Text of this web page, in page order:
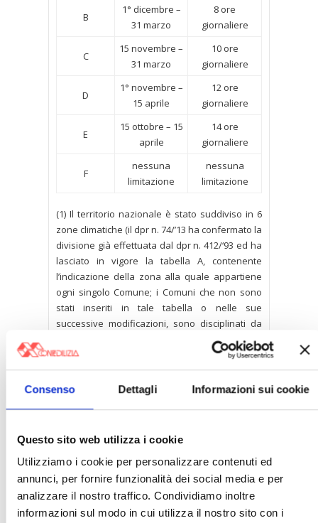
Consenso Dettagli Informazioni sui cookie
Questo sito web utilizza i cookie
Utilizziamo i cookie per personalizzare contenuti ed
annunci, per fornire funzionalità dei social media e per
analizzare il nostro traffico. Condividiamo inoltre
informazioni sul modo in cui utilizza il nostro sito con i
B
1° dicembre –
31 marzo
8 ore
giornaliere
C
15 novembre –
31 marzo
10 ore
giornaliere
D
1° novembre –
15 aprile
12 ore
giornaliere
E
15 ottobre – 15
aprile
14 ore
giornaliere
F
nessuna
limitazione
nessuna
limitazione
(1) Il territorio nazionale è stato suddiviso in 6
zone climatiche (il dpr n. 74/’13 ha confermato la
divisione già effettuata dal dpr n. 412/‘93 ed ha
lasciato in vigore la tabella A, contenente
l’indicazione della zona alla quale appartiene
ogni singolo Comune; i Comuni che non sono
stati inseriti in tale tabella o nelle sue
successive modificazioni, sono disciplinati da
apposito provvedimento del sindaco)
(2) Per le eccezioniclicca qui
〉 Notizie
Rassegna Stampa Confedilizia
NEWSLETTER Confedilizia
Video/Audio